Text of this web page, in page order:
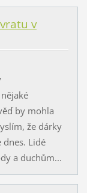
v
by mohla
že dárky
dnes. Lidé
a duchům...